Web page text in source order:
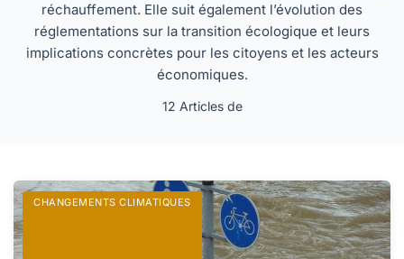
réchauffement. Elle suit également l’évolution des
réglementations sur la transition écologique et leurs
implications concrètes pour les citoyens et les acteurs
économiques.
12 Articles de
CHANGEMENTS CLIMATIQUES